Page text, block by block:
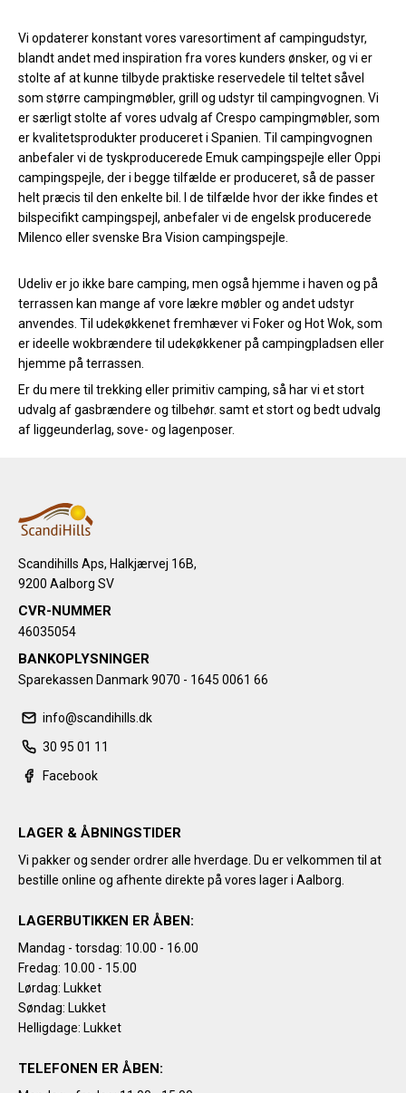
Vi opdaterer konstant vores varesortiment af campingudstyr,
blandt andet med inspiration fra vores kunders ønsker, og vi er
stolte af at kunne tilbyde praktiske reservedele til teltet såvel
som større campingmøbler, grill og udstyr til campingvognen. Vi
er særligt stolte af vores udvalg af Crespo campingmøbler, som
er kvalitetsprodukter produceret i Spanien. Til campingvognen
anbefaler vi de tyskproducerede Emuk campingspejle eller Oppi
campingspejle, der i begge tilfælde er produceret, så de passer
helt præcis til den enkelte bil. I de tilfælde hvor der ikke findes et
bilspecifikt campingspejl, anbefaler vi de engelsk producerede
Milenco eller svenske Bra Vision campingspejle.
Udeliv er jo ikke bare camping, men også hjemme i haven og på
terrassen kan mange af vore lækre møbler og andet udstyr
anvendes. Til udekøkkenet fremhæver vi Foker og Hot Wok, som
er ideelle wokbrændere til udekøkkener på campingpladsen eller
hjemme på terrassen.
Er du mere til trekking eller primitiv camping, så har vi et stort
udvalg af gasbrændere og tilbehør. samt et stort og bedt udvalg
af liggeunderlag, sove- og lagenposer.
Scandihills Aps, Halkjærvej 16B,
9200 Aalborg SV
CVR-NUMMER
46035054
BANKOPLYSNINGER
Sparekassen Danmark 9070 - 1645 0061 66
info@scandihills.dk
30 95 01 11
Facebook
LAGER & ÅBNINGSTIDER
Vi pakker og sender ordrer alle hverdage. Du er velkommen til at
bestille online og afhente direkte på vores lager i Aalborg.
LAGERBUTIKKEN ER ÅBEN:
Mandag - torsdag: 10.00 - 16.00
Fredag: 10.00 - 15.00
Lørdag: Lukket
Søndag: Lukket
Helligdage: Lukket
TELEFONEN ER ÅBEN: